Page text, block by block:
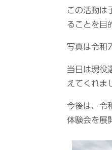
この活動は
ることを目
写真は令和
当日は現役
えてくれま
今後は、令
体験会を展